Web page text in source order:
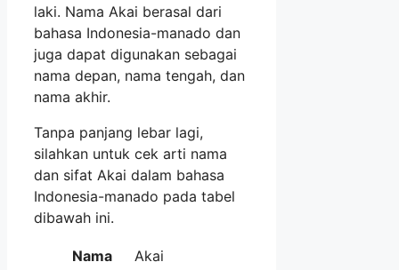
laki. Nama Akai berasal dari
bahasa Indonesia-manado dan
juga dapat digunakan sebagai
nama depan, nama tengah, dan
nama akhir.
Tanpa panjang lebar lagi,
silahkan untuk cek arti nama
dan sifat Akai dalam bahasa
Indonesia-manado pada tabel
dibawah ini.
Nama
Akai